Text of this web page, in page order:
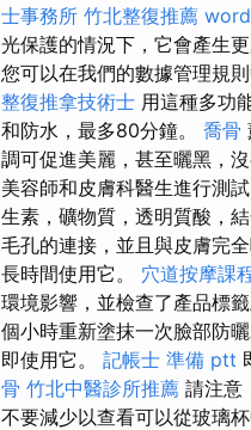
士事務所 竹北整復推薦
光保護的情況下，它會產生
您可以在我們的數據管理規
整復推拿技術士 用這種多功
和防水，最多80分鐘。 喬骨
調可促進美麗，甚至曬黑，
美容師和皮膚科醫生進行測
生素，礦物質，透明質酸，
毛孔的連接，並且與皮膚完全
長時間使用它。 穴道按摩課
環境影響，並檢查了產品標
個小時重新塗抹一次臉部防曬
即使用它。 記帳士 準備 ptt
骨 竹北中醫診所推薦 請注意
不要減少以查看可以從玻璃